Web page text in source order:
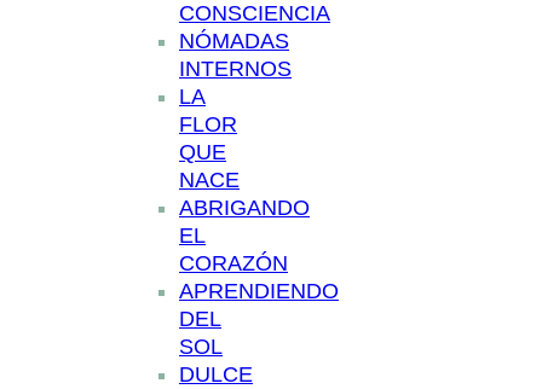
CONSCIENCIA
NÓMADAS
INTERNOS
LA
FLOR
QUE
NACE
ABRIGANDO
EL
CORAZÓN
APRENDIENDO
DEL
SOL
DULCE